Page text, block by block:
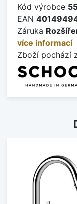
Kód výrobce
EAN
Záruka
více informací
Zboží pochází